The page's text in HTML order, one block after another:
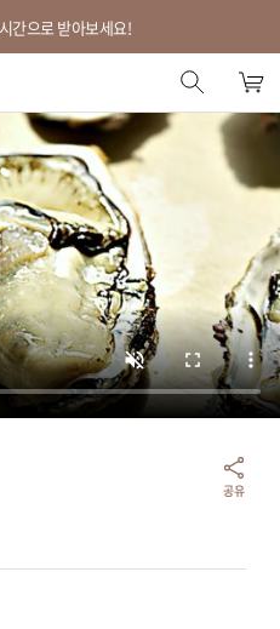
간으로 받아보세요!
어 홈
추천
특가
트
품
전
공유